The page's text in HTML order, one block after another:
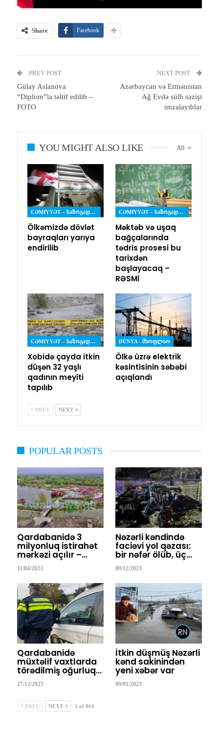
Share Facebook
PREV POST
Gülay Aslanova
“Diplom”la təltif edilib –
FOTO
NEXT POST
Azərbaycan və Ermənistan
Ağ Evdə sülh sazişi
imzalayıblar
All
YOU MIGHT ALSO LIKE
CƏMIYYƏT – ᲡᲐᲖᲝᲒᲐᲓᲝᲔᲑᲐ
Ölkəmizdə dövlət
bayraqları yarıya
endirilib
CƏMIYYƏT – ᲡᲐᲖᲝᲒᲐᲓᲝᲔᲑᲐ
Məktəb və uşaq
bağçalarında
tədris prosesi bu
tarixdən
başlayacaq –
RƏSMİ
CƏMIYYƏT – ᲡᲐᲖᲝᲒᲐᲓᲝᲔᲑᲐ
Xobidə çayda itkin
düşən 32 yaşlı
qadının meyiti
tapılıb
DÜNYA - ᲛᲡᲝᲤᲚᲘᲝ
Ölkə üzrə elektrik
kəsintisinin səbəbi
açıqlandı
PREV NEXT
POPULAR POSTS
Qardabanidə 3
milyonluq istirahət
mərkəzi açılır –…
11/04/2023
Nəzərli kəndində
faciəvi yol qəzası:
bir nəfər ölüb, üç…
09/12/2023
Qardabanidə
müxtəlif vaxtlarda
törədilmiş oğurluq…
27/12/2025
İtkin düşmüş Nəzərli
kənd sakinindən
yeni xəbər var
09/01/2023
PREV NEXT 1 of 864